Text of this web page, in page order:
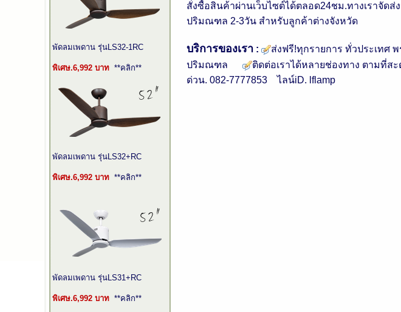
พัดลมเพดาน รุ่นLS32-1RC
พิเศษ.6,992 บาท **คลิก**
พัดลมเพดาน รุ่นLS32+RC
พิเศษ.6,992บาท **คลิก**
พัดลมเพดาน รุ่นLS31+RC
พิเศษ.6,992บาท **คลิก**
สั่งซื้อสินค้าผ่านเว็บไซต์ได้ตลอด24ชม.ทางเราจัด
ปริมณฑล 2-3วัน สำหรับลูกค้าต่างจังหวัด
บริการของเรา : ส่งฟรี!ทุกรายการ ทั่วประเทศ
ปริมณฑล
ติดต่อเราได้หลายช่องทาง ตามที่ส
ด่วน. 082-7777853 ไลน์iD. lflamp